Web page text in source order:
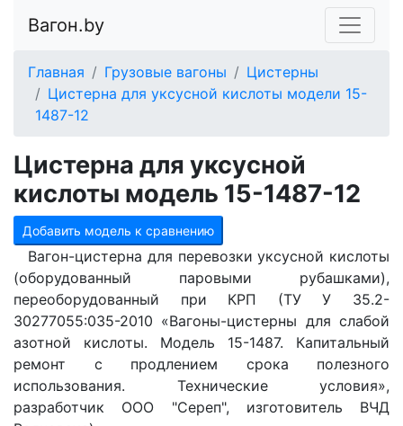
Вагон.by
Главная Грузовые вагоны
Цистерны
Цистерна для уксусной кислоты модели 15-
1487-12
Цистерна для уксусной
кислоты модель 15-1487-12
Добавить модель к сравнению
Вагон-цистерна для перевозки уксусной кислоты
(оборудованный паровыми рубашками),
переоборудованный при КРП (ТУ У 35.2-
30277055:035-2010 «Вагоны-цистерны для слабой
азотной кислоты. Модель 15-1487. Капитальный
ремонт с продлением срока полезного
использования. Технические условия»,
разработчик ООО "Сереп", изготовитель ВЧД